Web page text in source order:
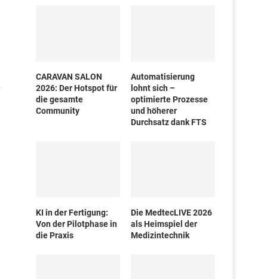
CARAVAN SALON
2026: Der Hotspot für
die gesamte
Community
Automatisierung
lohnt sich –
optimierte Prozesse
und höherer
Durchsatz dank FTS
KI in der Fertigung:
Von der Pilotphase in
die Praxis
Die MedtecLIVE 2026
als Heimspiel der
Medizintechnik